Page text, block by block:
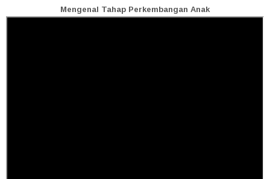
Mengenal Tahap Perkembangan Anak